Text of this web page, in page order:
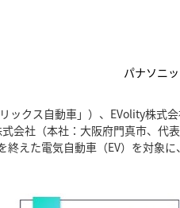
パナソニ
クス自動車」）、EVolity株式
会社（本社：大阪府門真市、代
えた電気自動車（EV）を対象